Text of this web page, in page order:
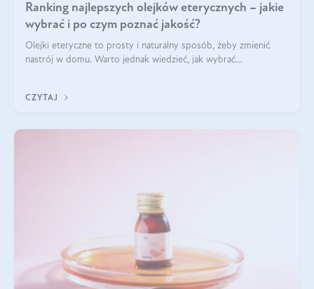
Ranking najlepszych olejków eterycznych – jakie
wybrać i po czym poznać jakość?
Olejki eteryczne to prosty i naturalny sposób, żeby zmienić
nastrój w domu. Warto jednak wiedzieć, jak wybrać
kryteria wyboru!
CZYTAJ